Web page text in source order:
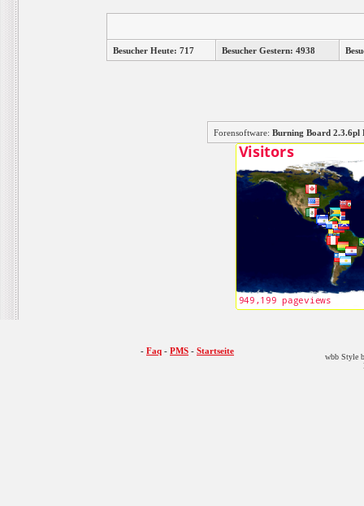
Besucher Heute: 717 Besucher Gestern: 4938
Forensoftware: Burning Board
- Faq - PMS - Startseite
wbb Style